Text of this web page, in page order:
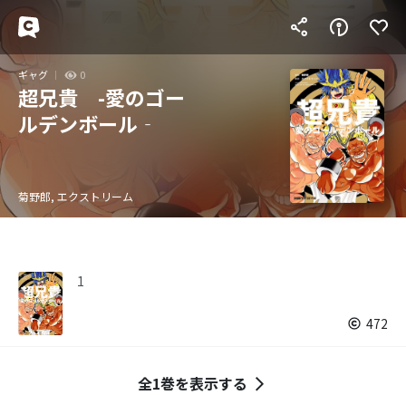
ギャグ 0
超兄貴 -愛のゴー
ルデンボール‐
菊野郎, エクストリーム
1
472
全1巻を表示する